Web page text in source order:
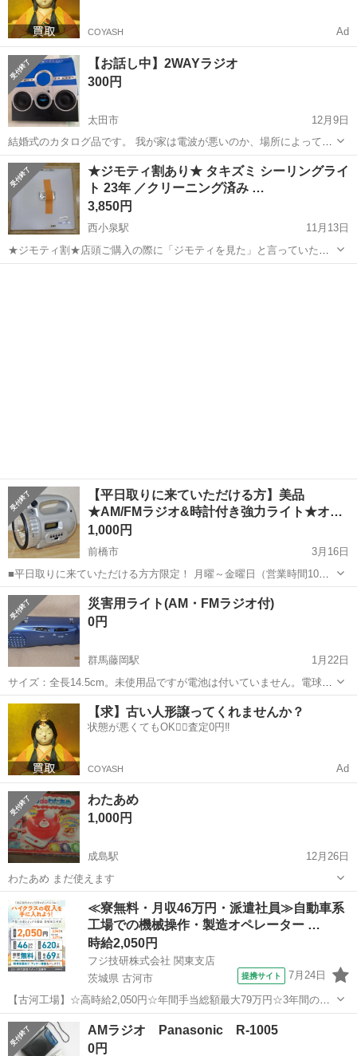
COYASH Ad
【お話し中】2WAYラジオ
300円
太田市
12月9日
結婚式のカタログ品です。 我が家は電波が悪いのか、場所によって出
たり出なかったりします。 今回出品時に確認しました。 イヤホンは未
使用。 電池無し。 お引取り後はNC•NRでお願いします。
群馬 太田市 NCNR
★ジモティ割あり★ タキズミ シーリングライ
ト 23年 ／クリーニング済み …
3,850円
西小泉駅
11月13日
★ジモティ割★店頭ご購入の際に「ジモティを見た」と言っていただ
くとジモティ限定価格（掲載価格の10%OFF）でご購入が可能です。
【平日取りに来ていただける方】美品
★AM/FMラジオ&時計付き強力ライト★オ
ー…
1,000円
前橋市
3月16日
■平日取りに来ていただける方方限定！ 月曜～金曜日（営業時間10時
半～15時まで）で、引取り希望の日時をご連絡ください！ ※時間外や
土日祝日はお休みをいただいています。 ※問い合わせに関しても休み
明けの返信となります。...
群馬 前橋市 生活家電
災害用ライト(AM・FMラジオ付)
0円
群馬藤岡駅
1月22日
サイズ：全長14.5cm。未使用品ですが電池は付いていません。電球は
フィラメント球です。AM/FMラジオ・サイレン動作確認済み。
群馬 藤岡市 群馬藤岡駅 生活家電 フィラメント
【求】古い人形譲ってくれませんか？
状態が悪くてもOK🙆‍♀️査定0円‼️
COYASH Ad
わたあめ
1,000円
成島駅
12月26日
わたあめ まだ使えます
群馬 館林市 成島駅 生活家電 わたあめ
≪寮無料・月収46万円・派遣社員≫自動車系
工場での機械操作・製造オペレーター …
時給2,050円
フジ技研株式会社 関東支店
茨城県 古河市
提携サイト 7月24日
【古河工場】☆高時給2,050円☆年間手当総額最大79万円☆3年間の手
当総額169万円☆年収630万円可☆寮費無料☆大手トラックメーカーで
の組立組付のお仕事☆自動車業界経験者積極採用中！！【20代でも年
収500万円が目指せる...
茨城 古河市
AMラジオ Panasonic R-1005
0円